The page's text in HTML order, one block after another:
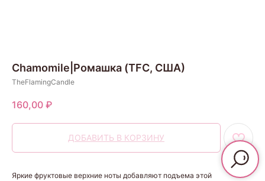
Chamomile|Ромашка (TFC, США)
TheFlamingCandle
160,00 ₽
ДОБАВИТЬ В КОРЗИНУ
Яркие фруктовые верхние ноты добавляют подъема этой